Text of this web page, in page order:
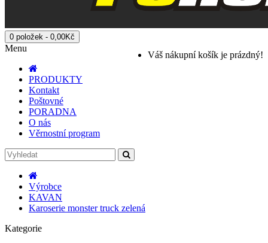
0 položek - 0,00Kč
Váš nákupní košík je prázdný!
Menu
PRODUKTY
Kontakt
Poštovné
PORADNA
O nás
Věrnostní program
Výrobce
KAVAN
Karoserie monster truck zelená
Kategorie